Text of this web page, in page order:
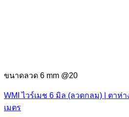
ขนาดลวด 6 mm @20
WMI ไวร์เมช 6 มิล (ลวดกลม) | ตาห่
เมตร